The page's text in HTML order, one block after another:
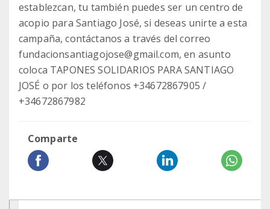
establezcan, tu también puedes ser un centro de
acopio para Santiago José, si deseas unirte a esta
campaña, contáctanos a través del correo
fundacionsantiagojose@gmail.com, en asunto
coloca TAPONES SOLIDARIOS PARA SANTIAGO
JOSÉ o por los teléfonos +34672867905 /
+34672867982
Comparte